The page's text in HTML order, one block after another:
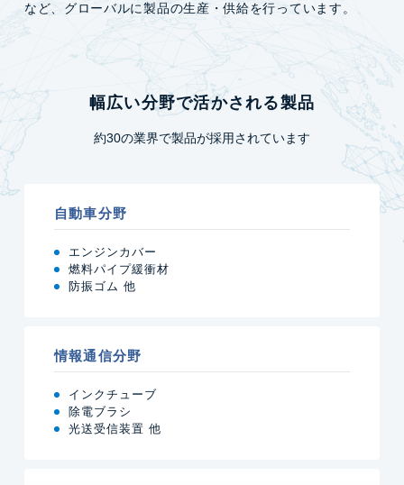
など、グローバルに製品の生産・供給を行っています。
幅広い分野で活かされる製品
約30の業界で製品が採⽤されています
⾃動⾞分野
エンジンカバー
燃料パイプ緩衝材
防振ゴム 他
情報通信分野
インクチューブ
除電ブラシ
光送受信装置 他